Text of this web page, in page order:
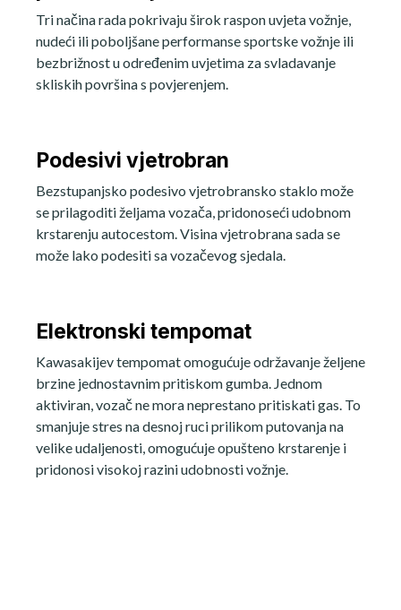
Tri načina rada pokrivaju širok raspon uvjeta vožnje,
nudeći ili poboljšane performanse sportske vožnje ili
bezbrižnost u određenim uvjetima za svladavanje
skliskih površina s povjerenjem.
Podesivi vjetrobran
Bezstupanjsko podesivo vjetrobransko staklo može
se prilagoditi željama vozača, pridonoseći udobnom
krstarenju autocestom. Visina vjetrobrana sada se
može lako podesiti sa vozačevog sjedala.
Elektronski tempomat
Kawasakijev tempomat omogućuje održavanje željene
brzine jednostavnim pritiskom gumba. Jednom
aktiviran, vozač ne mora neprestano pritiskati gas. To
smanjuje stres na desnoj ruci prilikom putovanja na
velike udaljenosti, omogućuje opušteno krstarenje i
pridonosi visokoj razini udobnosti vožnje.